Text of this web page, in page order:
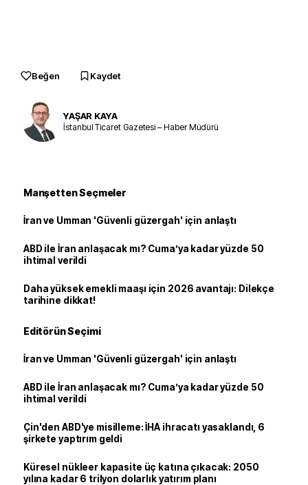
Beğen Kaydet
YAŞAR KAYA
İstanbul Ticaret Gazetesi – Haber Müdürü
Manşetten Seçmeler
İran ve Umman 'Güvenli güzergah' için anlaştı
ABD ile İran anlaşacak mı? Cuma’ya kadar yüzde 50
ihtimal verildi
Daha yüksek emekli maaşı için 2026 avantajı: Dilekçe
tarihine dikkat!
Editörün Seçimi
İran ve Umman 'Güvenli güzergah' için anlaştı
ABD ile İran anlaşacak mı? Cuma’ya kadar yüzde 50
ihtimal verildi
Çin'den ABD'ye misilleme: İHA ihracatı yasaklandı, 6
şirkete yaptırım geldi
Küresel nükleer kapasite üç katına çıkacak: 2050
yılına kadar 6 trilyon dolarlık yatırım planı